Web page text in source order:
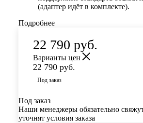
(адаптер идёт в комплекте).
Подробнее
22 790 руб.
Варианты цен
22 790 руб.
Под заказ
Под заказ
Наши менеджеры обязательно
уточнят условия заказа